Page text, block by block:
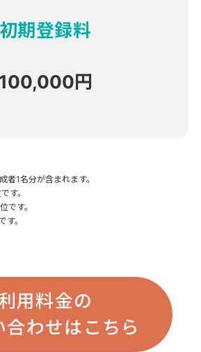
初期登録料
100,000円
者1名分が含まれます。
す。
です。
す。
用料金の
合わせはこちら